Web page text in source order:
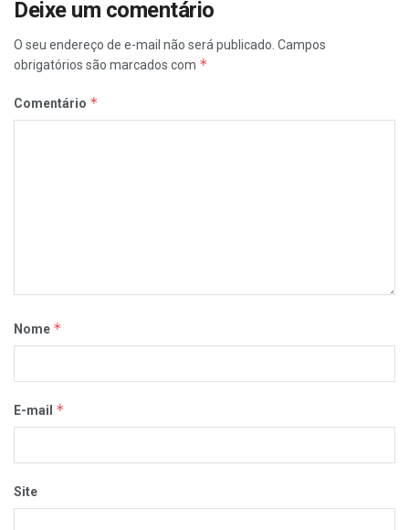
Deixe um comentário
O seu endereço de e-mail não será publicado. Campos
obrigatórios são marcados com *
Comentário *
Nome *
E-mail *
Site